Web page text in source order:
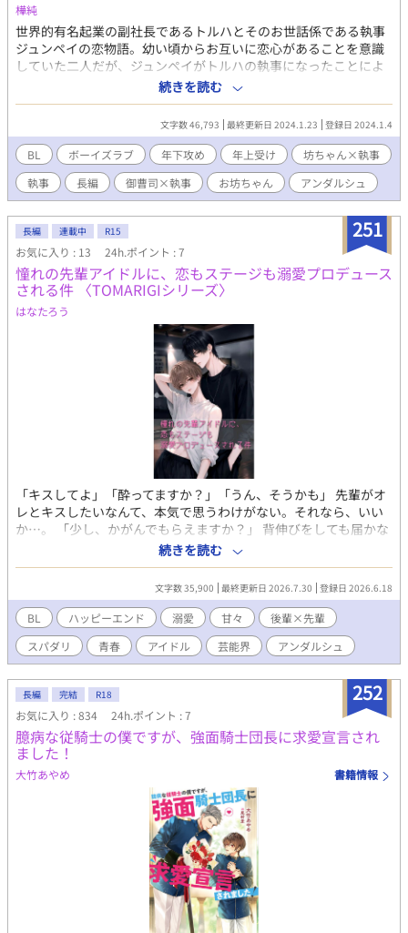
樺純
世界的有名起業の副社長であるトルハとそのお世話係である執事
ジュンペイの恋物語。幼い頃からお互いに恋心があることを意識
していた二人だが、ジュンペイがトルハの執事になったことによ
りその恋心に蓋をする。しかし、それにも限界が訪れお互いの気
持ちが爆発してしまった時…二人の関係に変化が訪れる。
続きを読む
文字数 46,793 最終更新日 2024.1.23 登録日 2024.1.4
BL ボーイズラブ 年下攻め 年上受け
坊ちゃん×執事
執事
長編 御曹司×執事 お坊ちゃん アンダルシュ
251
長編 連載中 R15
お気に入り : 13 24h.ポイント : 7
憧れの先輩アイドルに、恋もステージも溺愛プロデュース
される件 〈TOMARIGIシリーズ〉
はなたろう
「キスしてよ」「酔ってますか？」「うん、そうかも」 先輩がオ
レとキスしたいなんて、本気で思うわけがない。それなら、いい
か…。 「少し、かがんでもらえますか？」 背伸びをしても届かな
い、憧れの先輩。 高校3年生の戸塚ツバサは、蒼真を追いかける
ように、芸能事務所に入る。 デビューを目指し、候補生としてレ
ッスンに励む日々。 ある日、レッスン場に蒼真がやって来た！
「俺を追いかけて来たのか？」 再会した蒼真はツバサを見て微笑
んだ。そして、ツバサは夏休みの間、蒼真の家で暮らすことにな
った。 いつか同じステージに立ちたい！ ツバサが他の候補生と息
の合ったダンスを披露する。 蒼真は褒めるどころか、嫉妬を剥き
出しにしてきた――！ 友情と、憧れと、そして胸の奥に芽生え始
めた恋。 憧れの先輩が見せた、アイドルの素顔と本音とは。 高校
3年生の夏。ツバサの恋が動き出す。 〈ご案内〉 本作品は、『先
輩アイドルに溺愛されて、恋もステージもプロデュースされる件
<TOMARIGIシリーズ> 』 2026.6 改稿版です。 ストーリーが変更
されています。 表紙はAIを使用したイラストです
続きを読む
文字数 35,900 最終更新日 2026.7.30 登録日 2026.6.18
BL ハッピーエンド 溺愛 甘々
後輩×先輩
スパダリ
青春 アイドル 芸能界 アンダルシュ
252
長編 完結 R18
お気に入り : 834 24h.ポイント : 7
臆病な従騎士の僕ですが、強面騎士団長に求愛宣言され
ました！
大竹あやめ 書籍情報